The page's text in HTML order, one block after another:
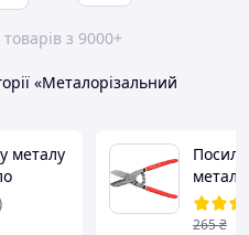
з 9000+
«Металорізальний
металу
ручна
1963
265₴